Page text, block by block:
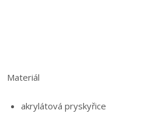
Materiál
akrylátová pryskyřice